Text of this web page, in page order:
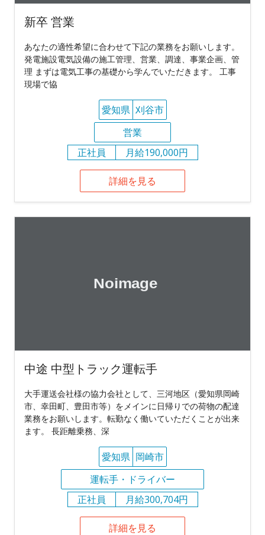
新卒 営業
あなたの適性希望に合わせて下記の業務をお願いします。
発電施設電気設備の施工管理、営業、調達、事業企画、管
理 まずは電気工事の基礎から学んでいただきます。 工事
現場で協
愛知県 刈谷市
営業
正社員
月給190,000円
詳細を見る
中途 中型トラック運転手
大手運送会社様の協力会社として、三河地区（愛知県岡崎
市、幸田町、豊田市等）をメインに日帰りでの荷物の配達
業務をお願いします。転勤なく働いていただくことが出来
ます。 長距離乗務、深
愛知県 岡崎市
運転手・ドライバー
正社員
月給300,704円
詳細を見る